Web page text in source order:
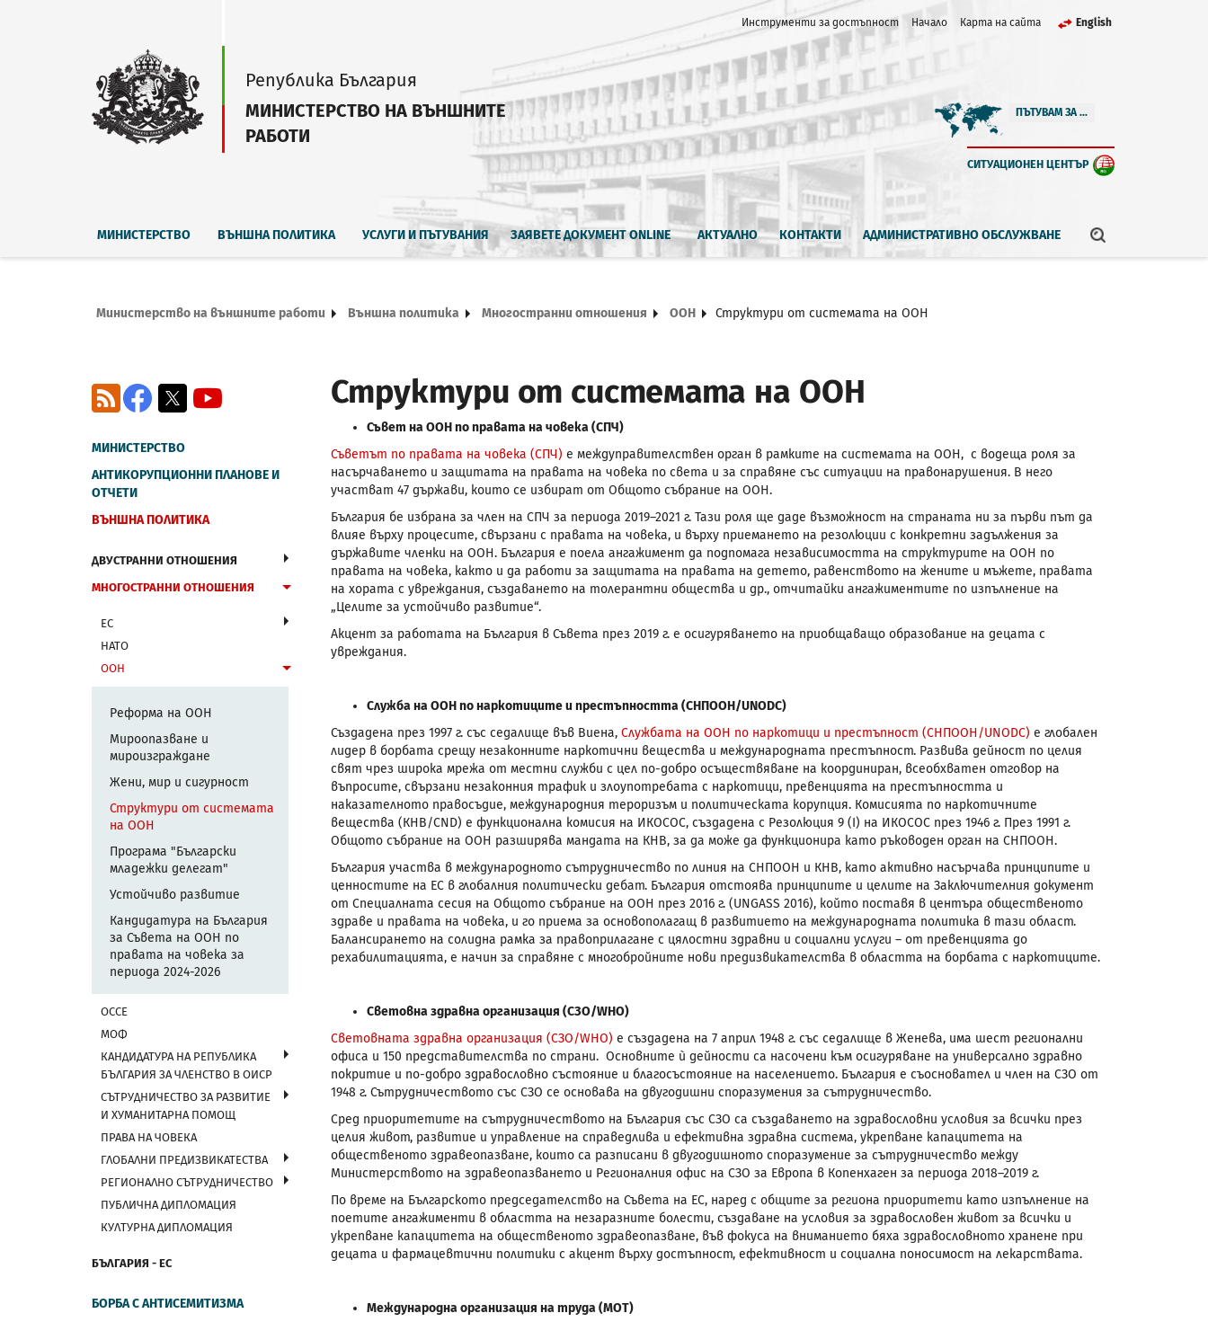
Инструменти за достъпност Начало Карта на сайта English
Република България
МИНИСТЕРСТВО НА ВЪНШНИТЕ
РАБОТИ
ПЪТУВАМ ЗА ...
СИТУАЦИОНЕН ЦЕНТЪР
МИНИСТЕРСТВО ВЪНШНА ПОЛИТИКА УСЛУГИ И ПЪТУВАНИЯ ЗАЯВЕТЕ ДОКУМЕНТ ONLINE АКТУАЛНО КОНТАКТИ АДМИНИСТРАТИВНО ОБСЛУЖВАНЕ
Министерство на външните работи Външна политика Многостранни отношения ООН Структури от системата на ООН
Facebook
X
RSS
МИНИСТЕРСТВО
АНТИКОРУПЦИОННИ ПЛАНОВЕ И
ОТЧЕТИ
ВЪНШНА ПОЛИТИКА
ДВУСТРАННИ ОТНОШЕНИЯ
МНОГОСТРАННИ ОТНОШЕНИЯ
ЕС
НАТО
ООН
Реформа на ООН
Мироопазване и
мироизграждане
Жени, мир и сигурност
Структури от системата
на ООН
Програма "Български
младежки делегат"
Устойчиво развитие
Кандидатура на България
за Съвета на ООН по
правата на човека за
периода 2024-2026
ОССЕ
МОФ
КАНДИДАТУРА НА РЕПУБЛИКА
БЪЛГАРИЯ ЗА ЧЛЕНСТВО В ОИСР
СЪТРУДНИЧЕСТВО ЗА РАЗВИТИЕ
И ХУМАНИТАРНА ПОМОЩ
ПРАВА НА ЧОВЕКА
ГЛОБАЛНИ ПРЕДИЗВИКАТЕСТВА
РЕГИОНАЛНО СЪТРУДНИЧЕСТВО
ПУБЛИЧНА ДИПЛОМАЦИЯ
КУЛТУРНА ДИПЛОМАЦИЯ
БЪЛГАРИЯ - ЕС
БОРБА С АНТИСЕМИТИЗМА
Структури от системата на ООН
Съвет на ООН по правата на човека (СПЧ)
Съветът по правата на човека (СПЧ) е междуправителствен орган в рамките на системата на ООН, с водеща роля за
насърчаването и защитата на правата на човека по света и за справяне със ситуации на правонарушения. В него
участват 47 държави, които се избират от Общото събрание на ООН.
България бе избрана за член на СПЧ за периода 2019–2021 г. Тази роля ще даде възможност на страната ни за първи път да
влияе върху процесите, свързани с правата на човека, и върху приемането на резолюции с конкретни задължения за
държавите членки на ООН. България е поела ангажимент да подпомага независимостта на структурите на ООН по
правата на човека, както и да работи за защитата на правата на детето, равенството на жените и мъжете, правата
на хората с увреждания, създаването на толерантни общества и др., отчитайки ангажиментите по изпълнение на
„Целите за устойчиво развитие“.
Акцент за работата на България в Съвета през 2019 г. е осигуряването на приобщаващо образование на децата с
увреждания.
Служба на ООН по наркотиците и престъпността (СНПООН/UNODC)
Създадена през 1997 г. със седалище във Виена, Службата на ООН по наркотици и престъпност (СНПООН/UNODC) е глобален
лидер в борбата срещу незаконните наркотични вещества и международната престъпност. Развива дейност по целия
свят чрез широка мрежа от местни служби с цел по-добро осъществяване на координиран, всеобхватен отговор на
въпросите, свързани незаконния трафик и злоупотребата с наркотици, превенцията на престъпността и
наказателното правосъдие, международния тероризъм и политическата корупция. Комисията по наркотичните
вещества (КНВ/CND) е функционална комисия на ИКОСОС, създадена с Резолюция 9 (I) на ИКОСОС през 1946 г. През 1991 г.
Общото събрание на ООН разширява мандата на КНВ, за да може да функционира като ръководен орган на СНПООН.
България участва в международното сътрудничество по линия на СНПООН и КНВ, като активно насърчава принципите и
ценностите на ЕС в глобалния политически дебат. България отстоява принципите и целите на Заключителния документ
от Специалната сесия на Общото събрание на ООН през 2016 г. (UNGASS 2016), който поставя в центъра общественото
здраве и правата на човека, и го приема за основополагащ в развитието на международната политика в тази област.
Балансирането на солидна рамка за правоприлагане с цялостни здравни и социални услуги – от превенцията до
рехабилитацията, е начин за справяне с многобройните нови предизвикателства в областта на борбата с наркотиците.
Световна здравна организация (СЗО/WHO)
Световната здравна организация (СЗО/WHO) е създадена на 7 април 1948 г. със седалище в Женева, има шест регионални
офиса и 150 представителства по страни. Основните ѝ дейности са насочени към осигуряване на универсално здравно
покритие и по-добро здравословно състояние и благосъстояние на населението. България е съосновател и член на СЗО от
1948 г. Сътрудничеството със СЗО се основава на двугодишни споразумения за сътрудничество.
Сред приоритетите на сътрудничеството на България със СЗО са създаването на здравословни условия за всички през
целия живот, развитие и управление на справедлива и ефективна здравна система, укрепване капацитета на
общественото здравеопазване, които са разписани в двугодишното споразумение за сътрудничество между
Министерството на здравеопазването и Регионалния офис на СЗО за Европа в Копенхаген за периода 2018–2019 г.
По време на Българското председателство на Съвета на ЕС, наред с общите за региона приоритети като изпълнение на
поетите ангажименти в областта на незаразните болести, създаване на условия за здравословен живот за всички и
укрепване капацитета на общественото здравеопазване, във фокуса на вниманието бяха здравословното хранене при
децата и фармацевтични политики с акцент върху достъпност, ефективност и социална поносимост на лекарствата.
Международна организация на труда (МОТ)